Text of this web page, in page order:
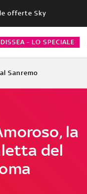
offerte Sky
- LO SPECIALE
Sanremo
la
del